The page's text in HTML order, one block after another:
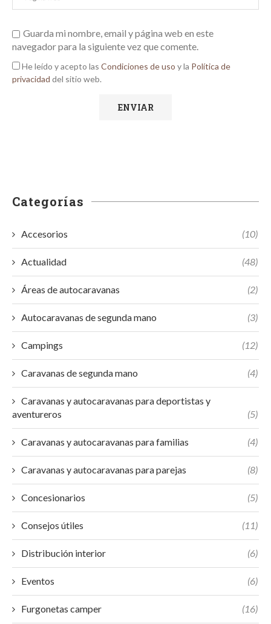
Guarda mi nombre, email y página web en este
navegador para la siguiente vez que comente.
He leído y acepto las Condiciones de uso y la Política de
privacidad del sitio web.
Categorías
Accesorios (10)
Actualidad (48)
Áreas de autocaravanas (2)
Autocaravanas de segunda mano (3)
Campings (12)
Caravanas de segunda mano (4)
Caravanas y autocaravanas para deportistas y
aventureros
(5)
Caravanas y autocaravanas para familias (4)
Caravanas y autocaravanas para parejas (8)
Concesionarios (5)
Consejos útiles (11)
Distribución interior (6)
Eventos (6)
Furgonetas camper (16)